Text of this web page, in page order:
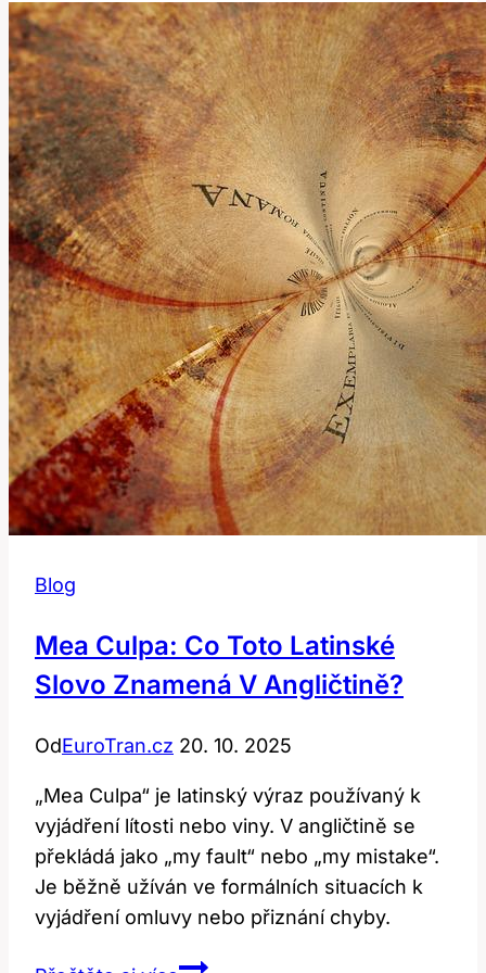
energetický
anglický
výraz
znamená?
Blog
Mea Culpa: Co Toto Latinské
Slovo Znamená V Angličtině?
OdEuroTran.cz 20. 10. 2025
„Mea Culpa“ je latinský výraz používaný k
vyjádření lítosti nebo viny. V angličtině se
překládá jako „my fault“ nebo „my mistake“.
Je běžně užíván ve formálních situacích k
vyjádření omluvy nebo přiznání chyby.
Mea